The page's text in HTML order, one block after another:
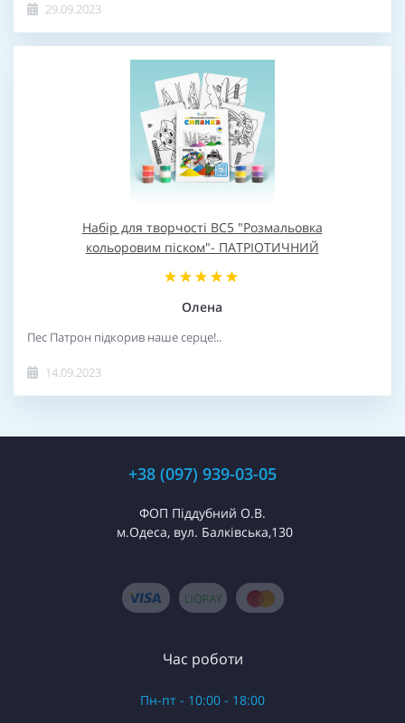
29.09.2023
Набір для творчості BC5 "Розмальовка
кольоровим піском"- ПАТРІОТИЧНИЙ
Олена
Пес Патрон підкорив наше серце!..
14.09.2023
+38 (097) 939-03-05
ФОП Піддубний О.В.
м.Одеса, вул. Балківська,130
Час роботи
Пн-пт - 10:00 - 18:00